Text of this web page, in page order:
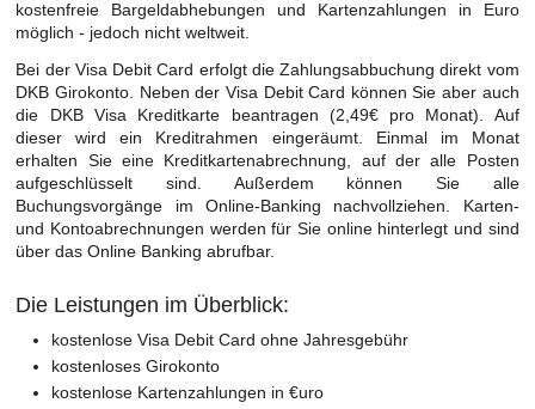
kostenfreie Bargeldabhebungen und Kartenzahlungen in Euro
möglich - jedoch nicht weltweit.
Bei der Visa Debit Card erfolgt die Zahlungsabbuchung direkt vom
DKB Girokonto. Neben der Visa Debit Card können Sie aber auch
die DKB Visa Kreditkarte beantragen (2,49€ pro Monat). Auf
dieser wird ein Kreditrahmen eingeräumt. Einmal im Monat
erhalten Sie eine Kreditkartenabrechnung, auf der alle Posten
aufgeschlüsselt sind. Außerdem können Sie alle
Buchungsvorgänge im Online-Banking nachvollziehen. Karten-
und Kontoabrechnungen werden für Sie online hinterlegt und sind
über das Online Banking abrufbar.
Die Leistungen im Überblick:
kostenlose Visa Debit Card ohne Jahresgebühr
kostenloses Girokonto
kostenlose Kartenzahlungen in €uro